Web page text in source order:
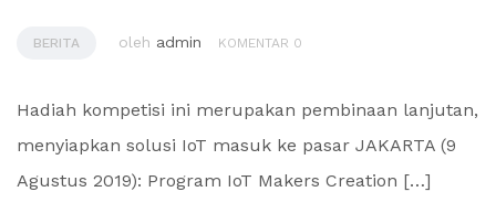
BERITA oleh admin KOMENTAR 0
Hadiah kompetisi ini merupakan pembinaan lanjutan,
menyiapkan solusi IoT masuk ke pasar JAKARTA (9
Agustus 2019): Program IoT Makers Creation […]